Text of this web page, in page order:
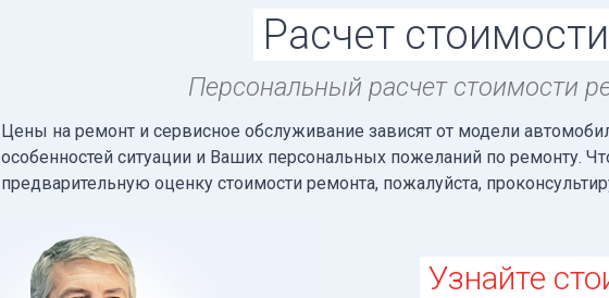
Расчет стоимости
Персональный расчет стоимости
Цены на ремонт и сервисное обслуживание зависят от модели
особенностей ситуации и Ваших персональных пожеланий по ремонту.
предварительную оценку стоимости ремонта, пожалуйста,
Узнайте